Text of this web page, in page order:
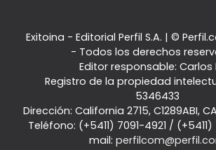
Exitoina - Editorial Perfil S.A. | ©
- Todos los derechos
Editor responsable: Carlos
Registro de la propiedad
5346433
Dirección: California 2715, C1289ABI,
Teléfono: (+5411) 7091-4921 /
mail: